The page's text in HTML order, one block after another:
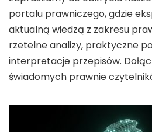
portalu prawniczego, gdzie
aktualną wiedzą z zakresu
rzetelne analizy, praktyczne
interpretacje przepisów.
świadomych prawnie